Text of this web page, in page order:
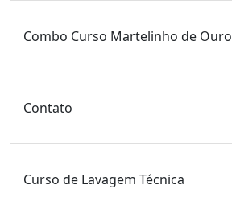
Combo Curso Martelinho de Ouro
Contato
Curso de Lavagem Técnica